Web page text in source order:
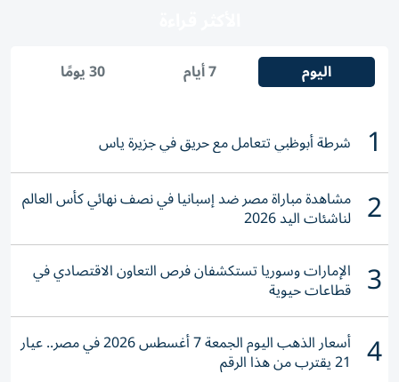
اليوم 7 أيام 30 يومًا
1 شرطة أبوظبي تتعامل مع حريق في جزيرة ياس
2 مشاهدة مباراة مصر ضد إسبانيا في نصف نهائي كأس العالم
لناشئات اليد 2026
3 الإمارات وسوريا تستكشفان فرص التعاون الاقتصادي في
قطاعات حيوية
4 أسعار الذهب اليوم الجمعة 7 أغسطس 2026 في مصر.. عيار
21 يقترب من هذا الرقم